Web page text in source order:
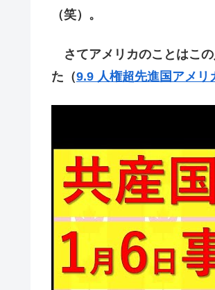
（笑）。
さてアメリカのことはこ
た（9.9 人権超先進国アメリ